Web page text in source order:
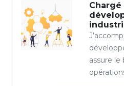
Chargé
assure